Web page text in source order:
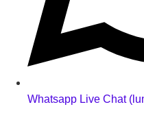
Whatsapp Live Chat